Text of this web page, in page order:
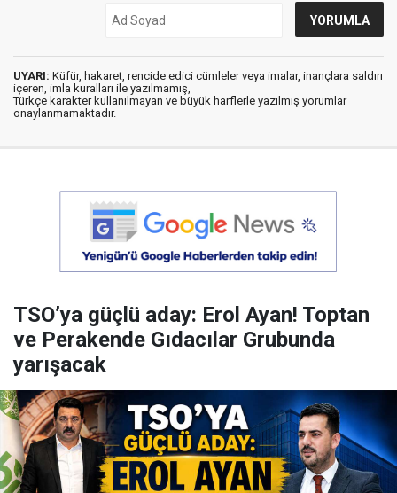
UYARI: Küfür, hakaret, rencide edici cümleler veya imalar, inançlara saldırı
içeren, imla kuralları ile yazılmamış,
Türkçe karakter kullanılmayan ve büyük harflerle yazılmış yorumlar
onaylanmamaktadır.
TSO’ya güçlü aday: Erol Ayan! Toptan
ve Perakende Gıdacılar Grubunda
yarışacak